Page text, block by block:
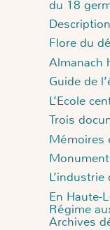
du 18
Flore du
Almanach
Guide de
L’Ecole
Trois
Mémoires
En Haute-
Régime
Archives